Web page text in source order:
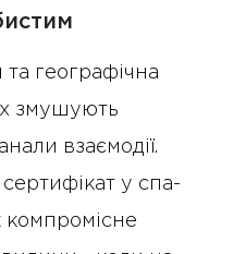
географічна
змушують
взаємодії.
у спа-
компромісне